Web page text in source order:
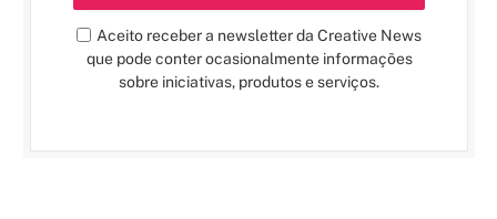
Aceito receber a newsletter da Creative News
que pode conter ocasionalmente informações
sobre iniciativas, produtos e serviços.